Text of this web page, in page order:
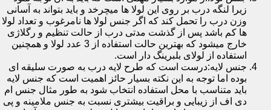
زیرا لنگه درب بر روی این لولا ها میچرخد و باید بتواند به آسانی
وزن درب را تحمل کند که اگر جنس لولا ها نامرغوب و تعداد لولا
ها کم باشد پس از گذشت مدتی درب از حالت تنظیم و رگلاژی
خارج میشود که بهترین حالت استفاده از 3 عدد لولا و همچنین
استفاده از لولای بلبرینگ دار است.
جنس لایه:درست است که طرح لایه درب به صورت سلیقه ای
بوده اما توجه به این نکته بسیار حائز اهمیت است که جنس لایه
باید متناسب با محل استفاده انتخاب شود به طور مثال جنس ام
دی اف از زیبایی و براقیت بیشتری نسبت به جنس ملامینه و پی